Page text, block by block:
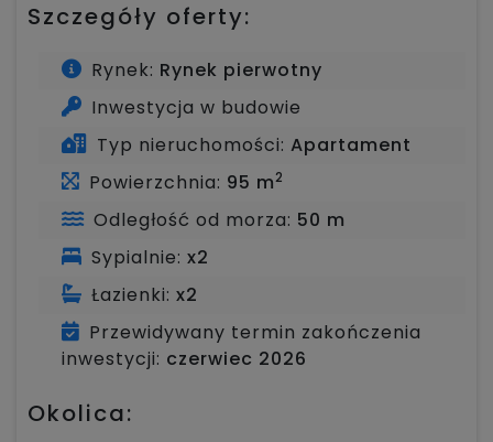
Szczegóły oferty:
Rynek: Rynek pierwotny
Inwestycja w budowie
Typ nieruchomości: Apartament
Powierzchnia: 95 m2
Odległość od morza: 50 m
Sypialnie: x2
Łazienki: x2
Przewidywany termin zakończenia
inwestycji: czerwiec 2026
Okolica: